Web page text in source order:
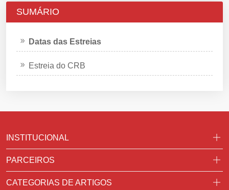
SUMÁRIO
Datas das Estreias
Estreia do CRB
INSTITUCIONAL
PARCEIROS
CATEGORIAS DE ARTIGOS